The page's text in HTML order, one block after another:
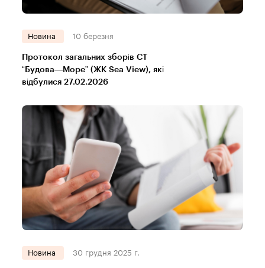
Новина 10 березня
Протокол загальних зборів СТ
“Будова—Море” (ЖК Sea View), які
відбулися 27.02.2026
Новина 30 грудня 2025 г.